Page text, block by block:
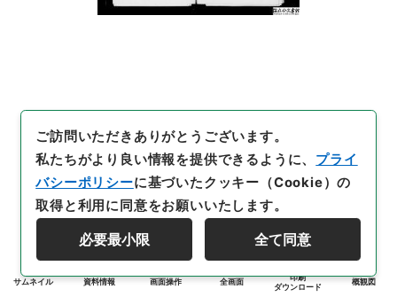
サムネイル 資料情報 画面操作 全画面
印刷
ダウンロード
概観図
ご訪問いただきありがとうございます。
私たちがより良い情報を提供できるように、 プライ
バシーポリシーに基づいたクッキー（Cookie）の
取得と利用に同意をお願いいたします。
必要最小限 全て同意